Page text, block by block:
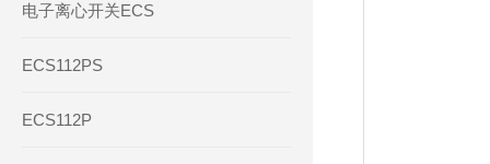
电子离心开关ECS
ECS112PS
ECS112P